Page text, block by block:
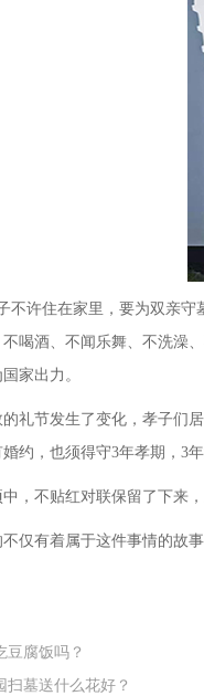
不许住在家里，要为双亲
喝酒、不闻乐舞、不洗澡
家出力。
礼节发生了变化，孝子们
约，也须得守3年孝期，3
，不贴红对联保留了下来
仅有着属于这件事情的故事
豆腐饭吗？
扫墓送什么花好？